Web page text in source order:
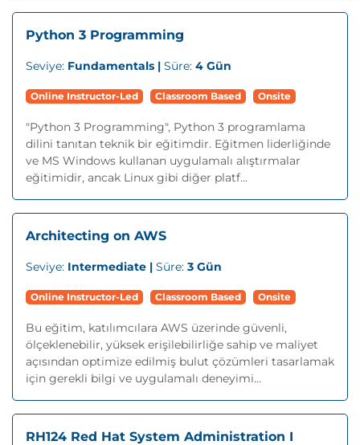
Python 3 Programming
Seviye: Fundamentals | Süre: 4 Gün
Online Instructor-Led Classroom Based Onsite
"Python 3 Programming", Python 3 programlama
dilini tanıtan teknik bir eğitimdir. Eğitmen liderliğinde
ve MS Windows kullanan uygulamalı alıştırmalar
eğitimidir, ancak Linux gibi diğer platf...
Architecting on AWS
Seviye: Intermediate | Süre: 3 Gün
Online Instructor-Led Classroom Based Onsite
Bu eğitim, katılımcılara AWS üzerinde güvenli,
ölçeklenebilir, yüksek erişilebilirliğe sahip ve maliyet
açısından optimize edilmiş bulut çözümleri tasarlamak
için gerekli bilgi ve uygulamalı deneyimi...
RH124 Red Hat System Administration I